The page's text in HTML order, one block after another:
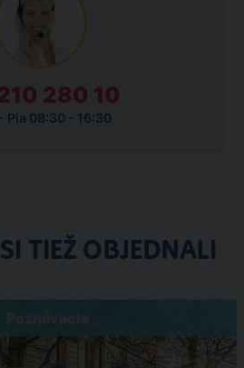
280 10
Pia 08:30 - 16:30
TIEŽ OBJEDNALI
Poznávacie